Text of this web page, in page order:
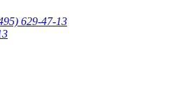
629-47-13